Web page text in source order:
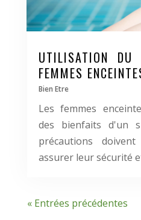
UTILISATION
FEMMES
Bien Etre
Les femmes
des bienfaits d'un
précautions
assurer leur sécurité
« Entrées précédentes